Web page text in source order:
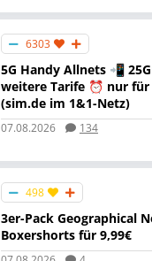
6303
5G Handy Allnets 📲
weitere Tarife ⏰ nur
(sim.de im 1&1-Netz)
07.08.2026 134
498
3er-Pack Geographical
Boxershorts für 9,99€